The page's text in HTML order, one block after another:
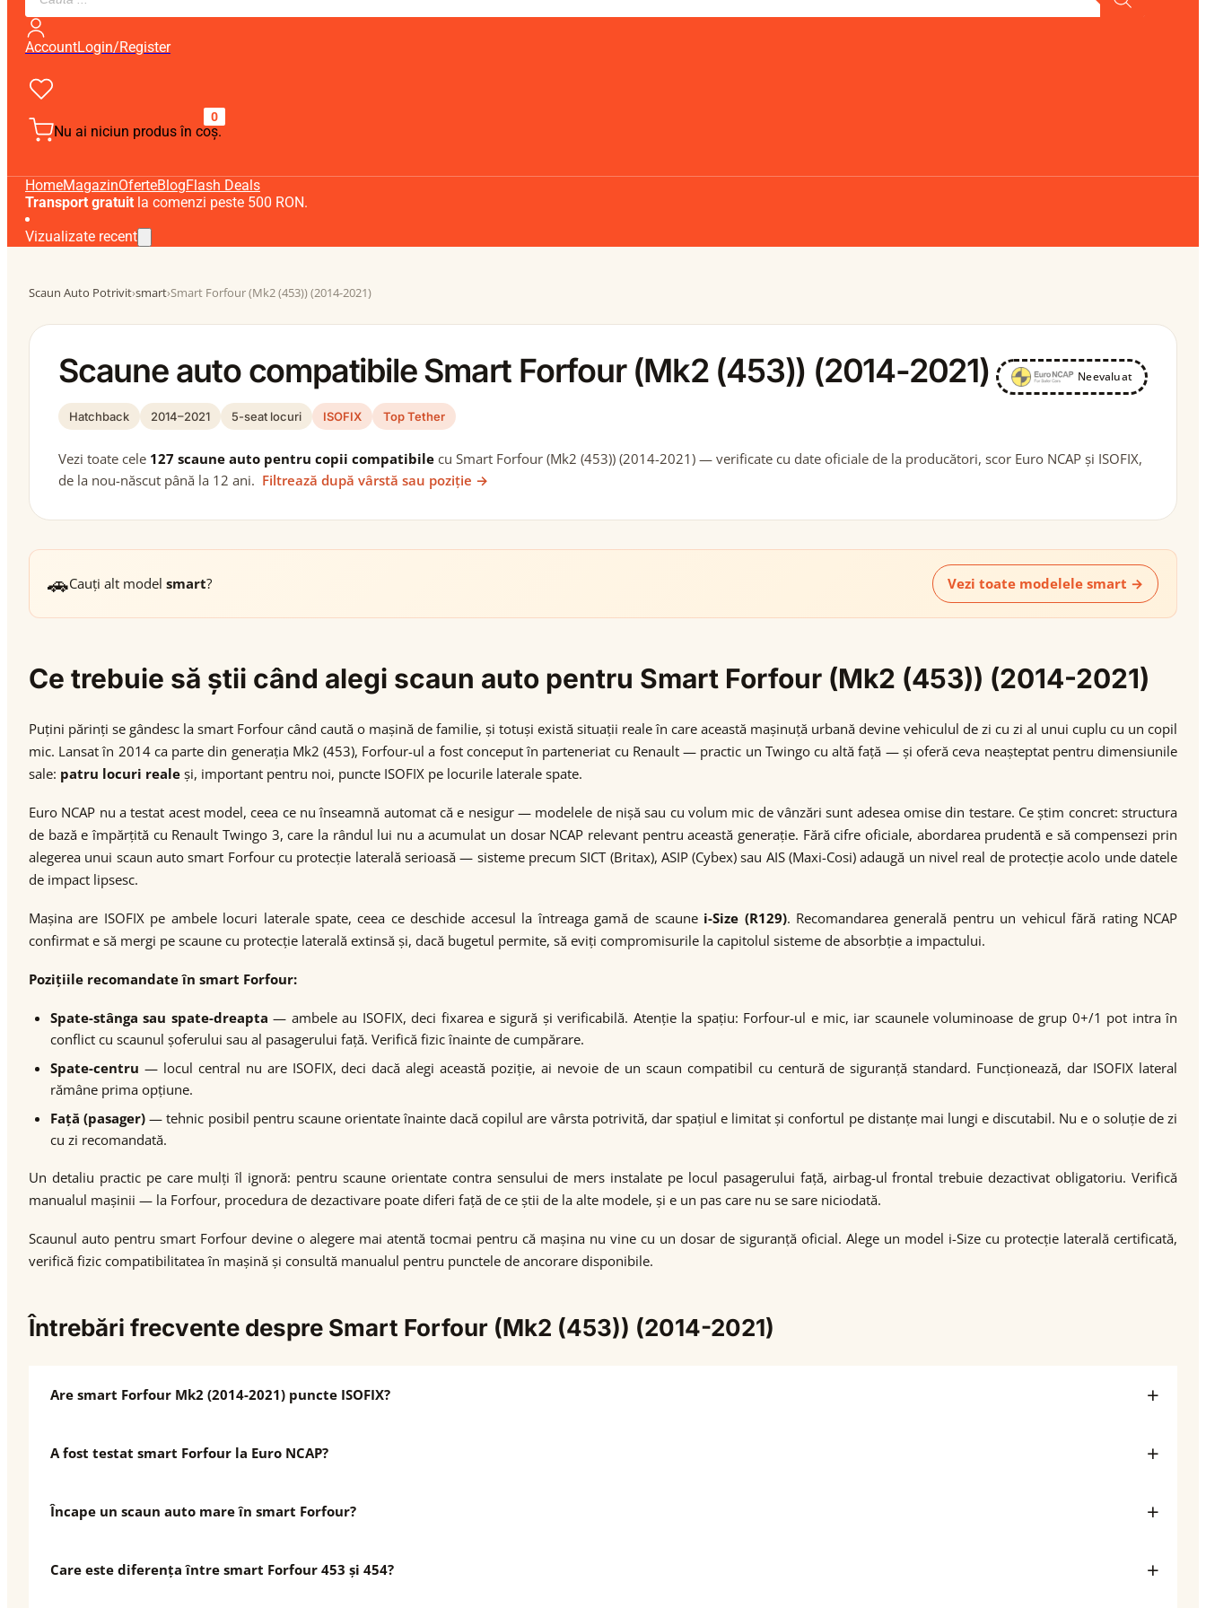
AccountLogin/Register
0
Nu ai niciun produs în coș.
HomeMagazinOferteBlogFlash Deals
Transport gratuit la comenzi peste 500 RON.
Vizualizate recent
Scaun Auto Potrivit›smart›Smart Forfour (Mk2 (453)) (2014-2021)
Scaune auto compatibile Smart Forfour (Mk2 (453)) (2014-2021) Neevaluat
Hatchback 2014–2021 5-seat locuri ISOFIX Top Tether
Vezi toate cele 127 scaune auto pentru copii compatibile cu Smart Forfour (Mk2 (453)) (2014-2021) — verificate cu date oficiale de la producători, scor Euro NCAP și ISOFIX,
de la nou-născut până la 12 ani. Filtrează după vârstă sau poziție →
🚗Cauți alt model smart? Vezi toate modelele smart →
Ce trebuie să știi când alegi scaun auto pentru Smart Forfour (Mk2 (453)) (2014-2021)
Puțini părinți se gândesc la smart Forfour când caută o mașină de familie, și totuși există situații reale în care această mașinuță urbană devine vehiculul de zi cu zi al unui cuplu cu un copil
mic. Lansat în 2014 ca parte din generația Mk2 (453), Forfour-ul a fost conceput în parteneriat cu Renault — practic un Twingo cu altă față — și oferă ceva neașteptat pentru dimensiunile
sale: patru locuri reale și, important pentru noi, puncte ISOFIX pe locurile laterale spate.
Euro NCAP nu a testat acest model, ceea ce nu înseamnă automat că e nesigur — modelele de nișă sau cu volum mic de vânzări sunt adesea omise din testare. Ce știm concret: structura
de bază e împărțită cu Renault Twingo 3, care la rândul lui nu a acumulat un dosar NCAP relevant pentru această generație. Fără cifre oficiale, abordarea prudentă e să compensezi prin
alegerea unui scaun auto smart Forfour cu protecție laterală serioasă — sisteme precum SICT (Britax), ASIP (Cybex) sau AIS (Maxi-Cosi) adaugă un nivel real de protecție acolo unde datele
de impact lipsesc.
Mașina are ISOFIX pe ambele locuri laterale spate, ceea ce deschide accesul la întreaga gamă de scaune i-Size (R129). Recomandarea generală pentru un vehicul fără rating NCAP
confirmat e să mergi pe scaune cu protecție laterală extinsă și, dacă bugetul permite, să eviți compromisurile la capitolul sisteme de absorbție a impactului.
Pozițiile recomandate în smart Forfour:
Spate-stânga sau spate-dreapta — ambele au ISOFIX, deci fixarea e sigură și verificabilă. Atenție la spațiu: Forfour-ul e mic, iar scaunele voluminoase de grup 0+/1 pot intra în
conflict cu scaunul șoferului sau al pasagerului față. Verifică fizic înainte de cumpărare.
Spate-centru — locul central nu are ISOFIX, deci dacă alegi această poziție, ai nevoie de un scaun compatibil cu centură de siguranță standard. Funcționează, dar ISOFIX lateral
rămâne prima opțiune.
Față (pasager) — tehnic posibil pentru scaune orientate înainte dacă copilul are vârsta potrivită, dar spațiul e limitat și confortul pe distanțe mai lungi e discutabil. Nu e o soluție de zi
cu zi recomandată.
Un detaliu practic pe care mulți îl ignoră: pentru scaune orientate contra sensului de mers instalate pe locul pasagerului față, airbag-ul frontal trebuie dezactivat obligatoriu. Verifică
manualul mașinii — la Forfour, procedura de dezactivare poate diferi față de ce știi de la alte modele, și e un pas care nu se sare niciodată.
Scaunul auto pentru smart Forfour devine o alegere mai atentă tocmai pentru că mașina nu vine cu un dosar de siguranță oficial. Alege un model i-Size cu protecție laterală certificată,
verifică fizic compatibilitatea în mașină și consultă manualul pentru punctele de ancorare disponibile.
Întrebări frecvente despre Smart Forfour (Mk2 (453)) (2014-2021)
Are smart Forfour Mk2 (2014-2021) puncte ISOFIX?
A fost testat smart Forfour la Euro NCAP?
Încape un scaun auto mare în smart Forfour?
Care este diferența între smart Forfour 453 și 454?